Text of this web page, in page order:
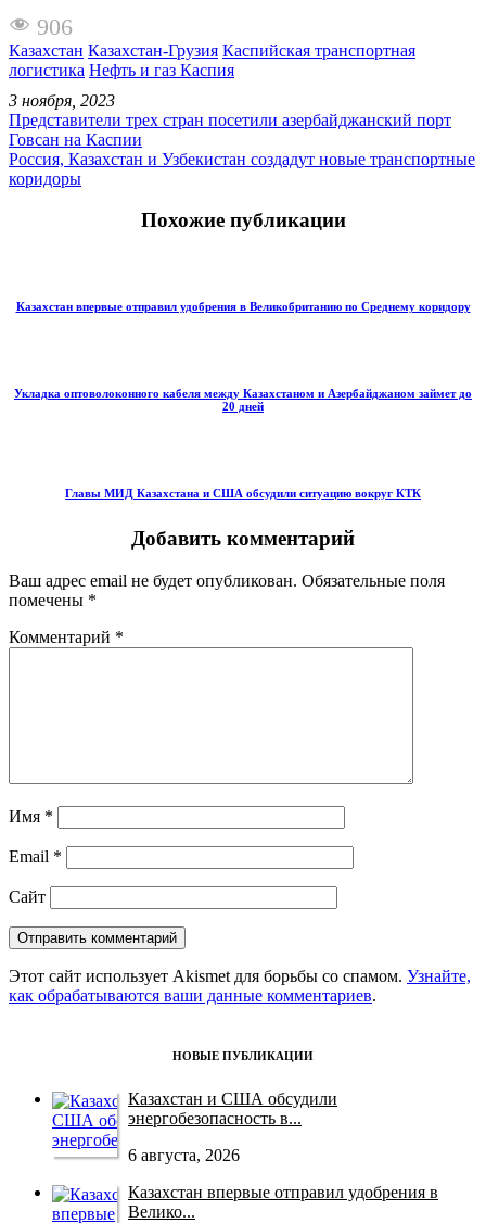
906
Казахстан Казахстан-Грузия Каспийская транспортная
логистика Нефть и газ Каспия
3 ноября, 2023
Представители трех стран посетили азербайджанский порт
Говсан на Каспии
Россия, Казахстан и Узбекистан создадут новые транспортные
коридоры
Похожие публикации
Казахстан впервые отправил удобрения в Великобританию по Среднему коридору
Укладка оптоволоконного кабеля между Казахстаном и Азербайджаном займет до
20 дней
Главы МИД Казахстана и США обсудили ситуацию вокруг КТК
Добавить комментарий
Ваш адрес email не будет опубликован. Обязательные поля
помечены *
Комментарий *
Имя *
Email *
Сайт
Этот сайт использует Akismet для борьбы со спамом. Узнайте,
как обрабатываются ваши данные комментариев.
НОВЫЕ ПУБЛИКАЦИИ
Казахстан и США обсудили
энергобезопасность в...
6 августа, 2026
Казахстан впервые отправил удобрения в
Велико...